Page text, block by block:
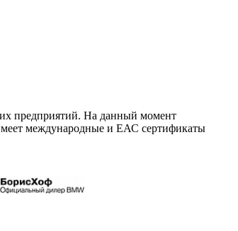
предприятий. На данный момент
международные и ЕАС сертификаты